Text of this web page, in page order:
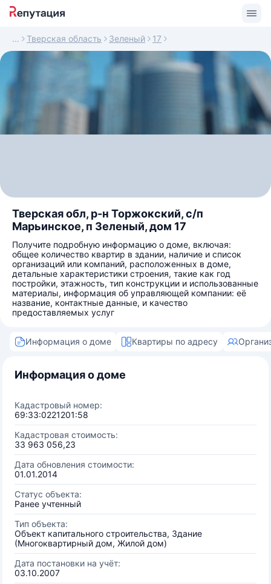
Тверская область Зеленый 17
Тверская обл, р-н Торжокский, с/п
Марьинское, п Зеленый, дом 17
Получите подробную информацию о доме, включая:
общее количество квартир в здании, наличие и список
организаций или компаний, расположенных в доме,
детальные характеристики строения, такие как год
постройки, этажность, тип конструкции и использованные
материалы, информация об управляющей компании: её
название, контактные данные, и качество
предоставляемых услуг
Информация о доме Квартиры по адресу
Информация о доме
Кадастровый номер:
69:33:0221201:58
Кадастровая стоимость:
33 963 056,23
Дата обновления стоимости:
01.01.2014
Статус объекта:
Ранее учтенный
Тип объекта:
Объект капитального строительства, Здание
(Многоквартирный дом, Жилой дом)
Дата постановки на учёт:
03.10.2007